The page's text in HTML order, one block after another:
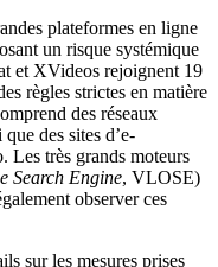
plateformes en ligne
un risque systémique
et XVideos rejoignent 19
règles strictes en matière
des réseaux
des sites d’e-
Les très grands moteurs
Search Engine, VLOSE)
observer ces
sur les mesures prises